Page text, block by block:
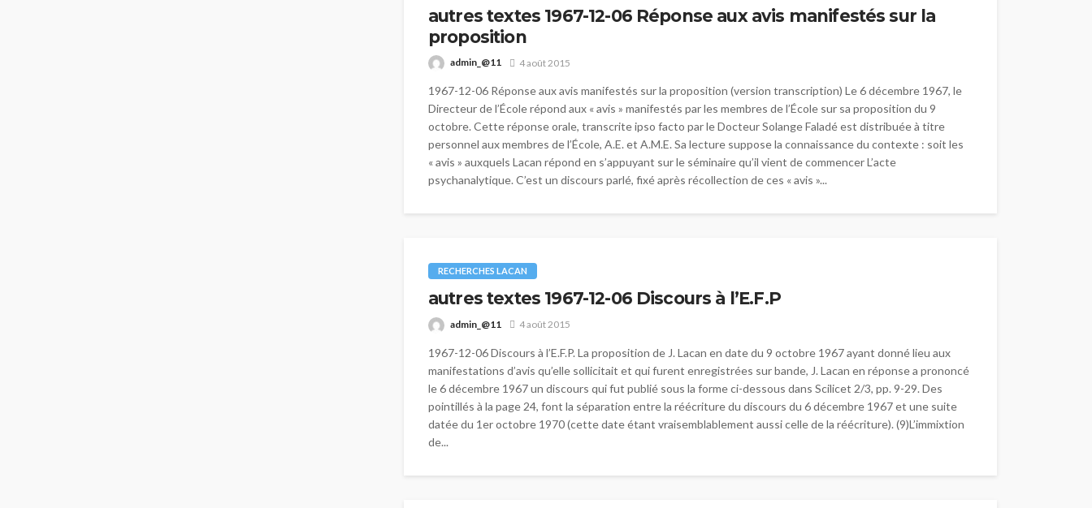
autres textes 1967-12-06 Réponse aux avis manifestés sur la
proposition
admin_@11 4 août 2015
1967-12-06 Réponse aux avis manifestés sur la proposition (version transcription) Le 6 décembre 1967, le
Directeur de l’École répond aux « avis » manifestés par les membres de l’École sur sa proposition du 9
octobre. Cette réponse orale, transcrite ipso facto par le Docteur Solange Faladé est distribuée à titre
personnel aux membres de l’École, A.E. et A.M.E. Sa lecture suppose la connaissance du contexte : soit les
« avis » auxquels Lacan répond en s’appuyant sur le séminaire qu’il vient de commencer L’acte
psychanalytique. C’est un discours parlé, fixé après récollection de ces « avis »...
RECHERCHES LACAN
autres textes 1967-12-06 Discours à l’E.F.P
admin_@11 4 août 2015
1967-12-06 Discours à l’E.F.P. La proposition de J. Lacan en date du 9 octobre 1967 ayant donné lieu aux
manifestations d’avis qu’elle sollicitait et qui furent enregistrées sur bande, J. Lacan en réponse a prononcé
le 6 décembre 1967 un discours qui fut publié sous la forme ci-dessous dans Scilicet 2/3, pp. 9-29. Des
pointillés à la page 24, font la séparation entre la réécriture du discours du 6 décembre 1967 et une suite
datée du 1er octobre 1970 (cette date étant vraisemblablement aussi celle de la réécriture). (9)L’immixtion
de...